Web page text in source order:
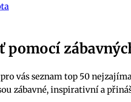
pomocí
vás seznam top 50
zábavné, inspirativní a